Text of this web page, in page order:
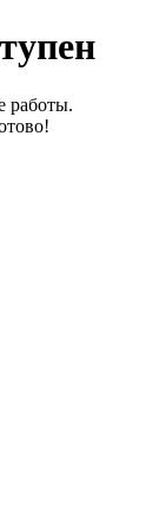
работы.